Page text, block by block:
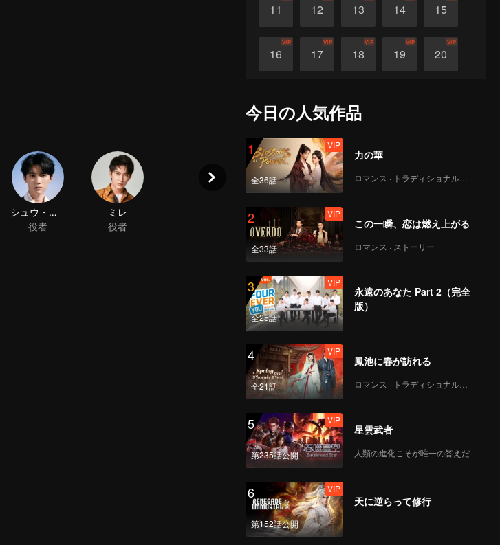
11 12 13 14 15
16
VIP
17
VIP
18
VIP
19
VIP
20
VIP
26 27
シュウ・ヨクゼン
役者
ミレ
役者
今日の人気作品
1
全36話
VIP
力の華
ロマンス · トラディショナル・コスチューム
2
全33話
VIP
この一瞬、恋は燃え上がる
ロマンス · ストーリー
3
全25話
VIP
永遠のあなた Part 2（完全
版）
4
全21話
VIP
鳳池に春が訪れる
ロマンス · トラディショナル・コスチューム
5
第235話公開
VIP
星雲武者
人類の進化こそが唯一の答えだ
6
第152話公開
VIP
天に逆らって修行